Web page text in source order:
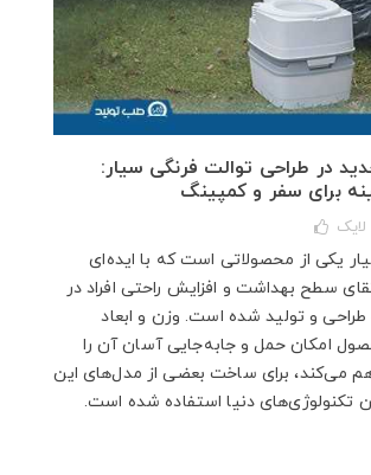
در طراحی توالت فرنگی سیار:
برای سفر و کمپینگ
لایک
یکی از محصولاتی است که با ایده‌ای
سطح بهداشت و افزایش راحتی افراد در
و تولید شده است. وزن و ابعاد
امکان حمل و جابه‌جایی آسان آن را
می‌کند، برای ساخت بعضی از مدل‌های این
تکنولوژی‌های دنیا استفاده شده است.